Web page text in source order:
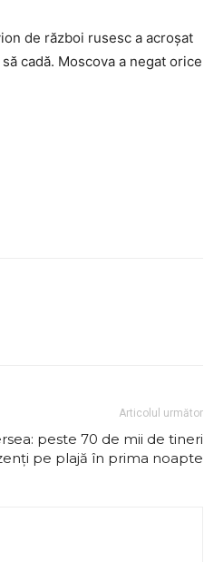
de război rusesc a acroşat
cadă. Moscova a negat orice
Articolul următor
peste 70 de mii de tineri
pe plajă în prima noapte